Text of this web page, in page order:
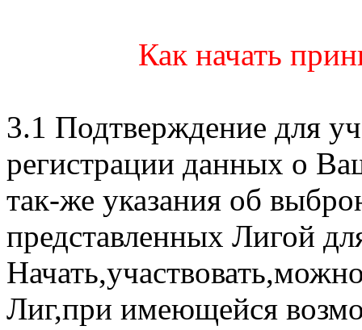
Как начать
3.1 Подтверждение для
регистрации данных о
так-же указания об
представленных Лигой
Лиг,при имеющейся